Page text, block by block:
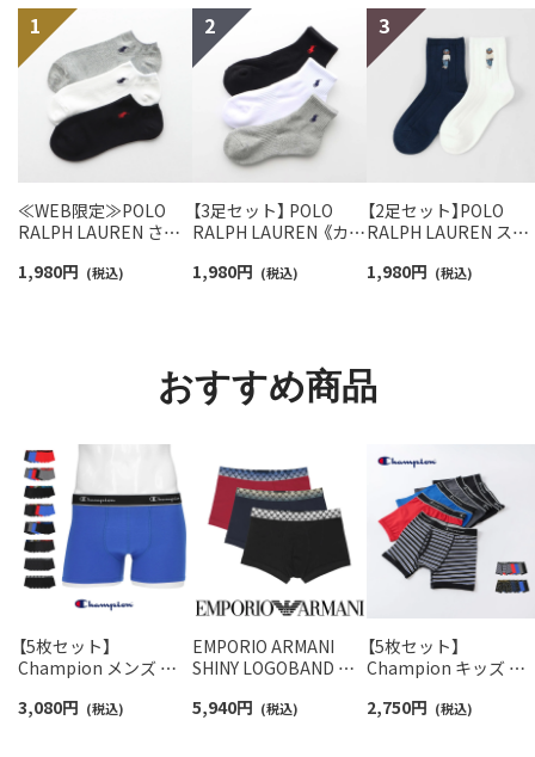
≪WEB限定≫POLO
RALPH LAUREN さら
スニーカー丈ソックス
1,980円 (税込)
【3足セット】 POLO
RALPH LAUREN 《カラ
ンポイントソックス シ
1,980円 (税込)
【2足セット】POLO
RALPH LAUREN スタ
ロベア オーガニック
1,980円 (税込)
おすすめ商品
【5枚セット】
Champion メンズ ボ
前閉じ Cotton Stretch
3,080円 (税込)
EMPORIO ARMANI
SHINY LOGOBAND シ
ーガニックジャージー
5,940円 (税込)
【5枚セット】
Champion キッズ ボ
前開き Cotton
2,750円 (税込)